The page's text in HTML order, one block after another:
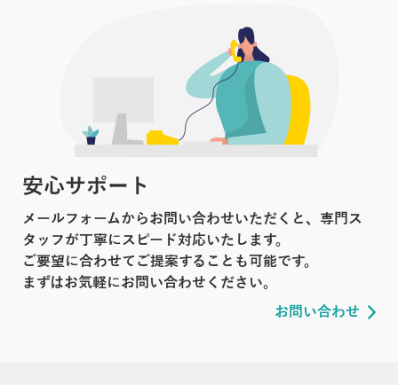
安心サポート
メールフォームからお問い合わせいただくと、専門ス
タッフが丁寧にスピード対応いたします。
ご要望に合わせてご提案することも可能です。
まずはお気軽にお問い合わせください。
お問い合わせ